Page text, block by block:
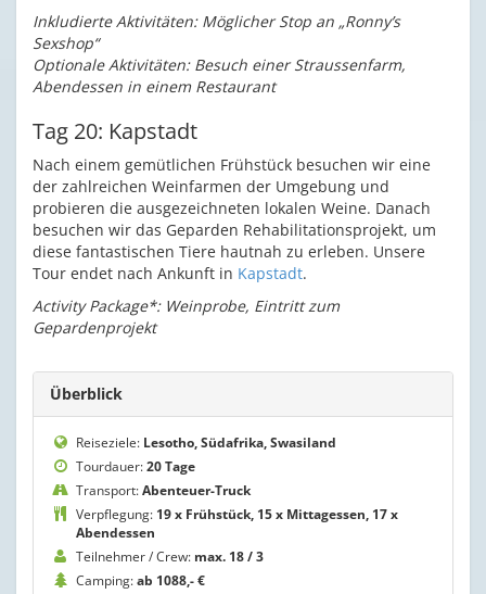
Inkludierte Aktivitäten: Möglicher Stop an „Ronny’s
Sexshop“
Optionale Aktivitäten: Besuch einer Straussenfarm,
Abendessen in einem Restaurant
Tag 20: Kapstadt
Nach einem gemütlichen Frühstück besuchen wir eine
der zahlreichen Weinfarmen der Umgebung und
probieren die ausgezeichneten lokalen Weine. Danach
besuchen wir das Geparden Rehabilitationsprojekt, um
diese fantastischen Tiere hautnah zu erleben. Unsere
Tour endet nach Ankunft in Kapstadt.
Activity Package*: Weinprobe, Eintritt zum
Gepardenprojekt
Überblick
Reiseziele: Lesotho, Südafrika, Swasiland
Tourdauer:20 Tage
Transport:Abenteuer-Truck
Verpflegung: 19 x Frühstück, 15 x Mittagessen, 17 x
Abendessen
Teilnehmer / Crew: max. 18 / 3
Camping:ab 1088,- €